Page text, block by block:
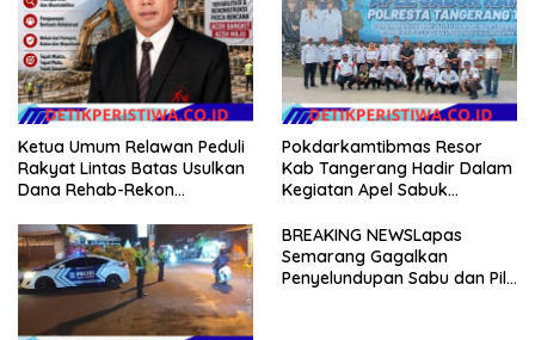
Ketua Umum Relawan Peduli
Rakyat Lintas Batas Usulkan
Dana Rehab-Rekon
Dikelola Langsung
Pemerintah Pusat
Pokdarkamtibmas Resor
Kab Tangerang Hadir Dalam
Kegiatan Apel Sabuk
Tangerang Tahun 2026
BREAKING NEWSLapas
Semarang Gagalkan
Penyelundupan Sabu dan Pil